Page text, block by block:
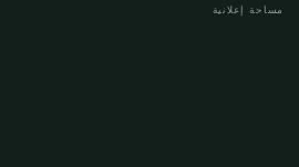
مساحة إعلانية